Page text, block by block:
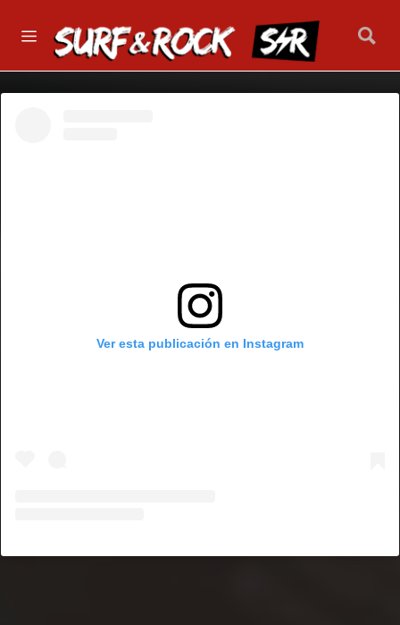
Ver esta publicación en Instagram